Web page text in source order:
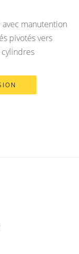
manutention
pivotés vers
cylindres